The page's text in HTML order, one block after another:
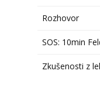
Rozhovor
SOS: 10min
Zkušenosti z